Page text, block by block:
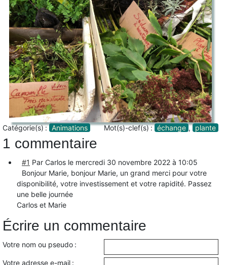
Catégorie(s) : Animations Mot(s)-clef(s) : échange , plante
1 commentaire
#1 Par Carlos le mercredi 30 novembre 2022 à 10:05
Bonjour Marie, bonjour Marie, un grand merci pour votre
disponibilité, votre investissement et votre rapidité. Passez
une belle journée
Carlos et Marie
Écrire un commentaire
Votre nom ou pseudo :
Votre adresse e-mail :